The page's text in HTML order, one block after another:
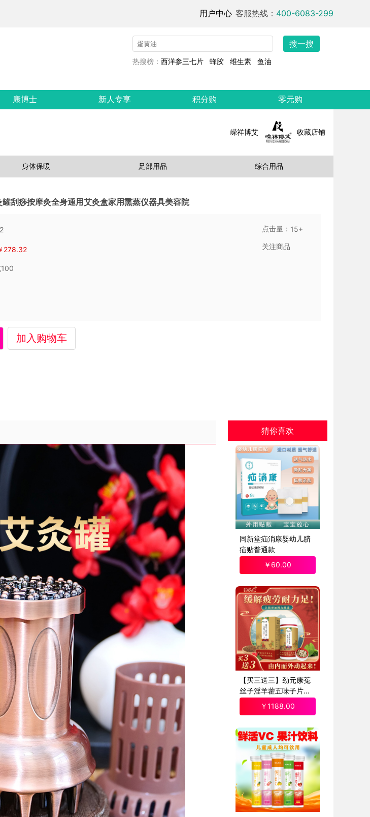
用户中心 客服热线： 400-6083-299
搜一搜
热搜榜： 西洋参三七片 蜂胶 维生素 鱼油
康博士 新人专享 积分购 零元购
嵘祥博艾 收藏店铺
身体保暖 足部用品 综合用品
刮痧按摩灸全身通用艾灸盒家用熏蒸仪器具美容院
278.32
点击量： 15+
关注商品
加入购物车
猜你喜欢
同新堂疝消康婴幼儿脐
疝贴普通款
￥ 60.00
【买三送三】劲元康菟
丝子淫羊藿五味子片缓
解体力疲劳内调滋补
￥1188.00